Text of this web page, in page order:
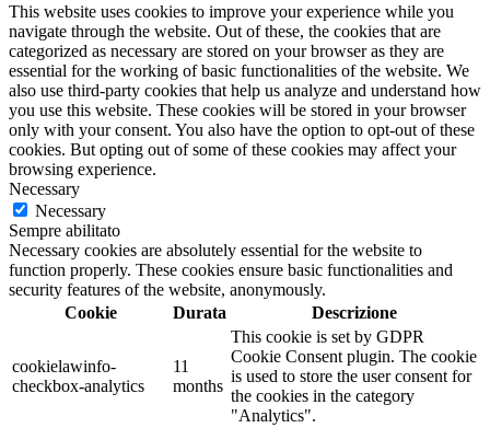
This website uses cookies to improve your experience while you
navigate through the website. Out of these, the cookies that are
categorized as necessary are stored on your browser as they are
essential for the working of basic functionalities of the website. We
also use third-party cookies that help us analyze and understand how
you use this website. These cookies will be stored in your browser
only with your consent. You also have the option to opt-out of these
cookies. But opting out of some of these cookies may affect your
browsing experience.
Necessary
Necessary
Sempre abilitato
Necessary cookies are absolutely essential for the website to
function properly. These cookies ensure basic functionalities and
security features of the website, anonymously.
Cookie
Durata Descrizione
cookielawinfo-
checkbox-analytics
11
months
This cookie is set by GDPR
Cookie Consent plugin. The cookie
is used to store the user consent for
the cookies in the category
"Analytics".